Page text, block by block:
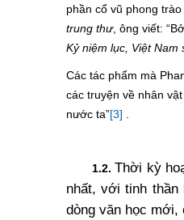
phần cổ vũ phong
trung thư, ông viết:
Kỷ niệm lục, Việt Nam
Các tác phẩm mà
các truyện về nhân
nước ta”[3]
1.2.Thời kỳ
nhất, với tinh thần
dòng văn học mới,